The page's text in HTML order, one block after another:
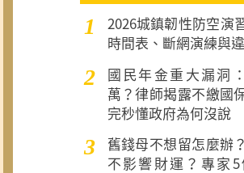
1
2026城鎮韌性防空演
時間表、斷網演練與
2
國民年金重大漏洞
萬？律師揭露不繳國
完秒懂政府為何沒說
3
舊錢母不想留怎麼辦
不影響財運？專家